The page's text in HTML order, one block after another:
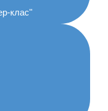
клас"